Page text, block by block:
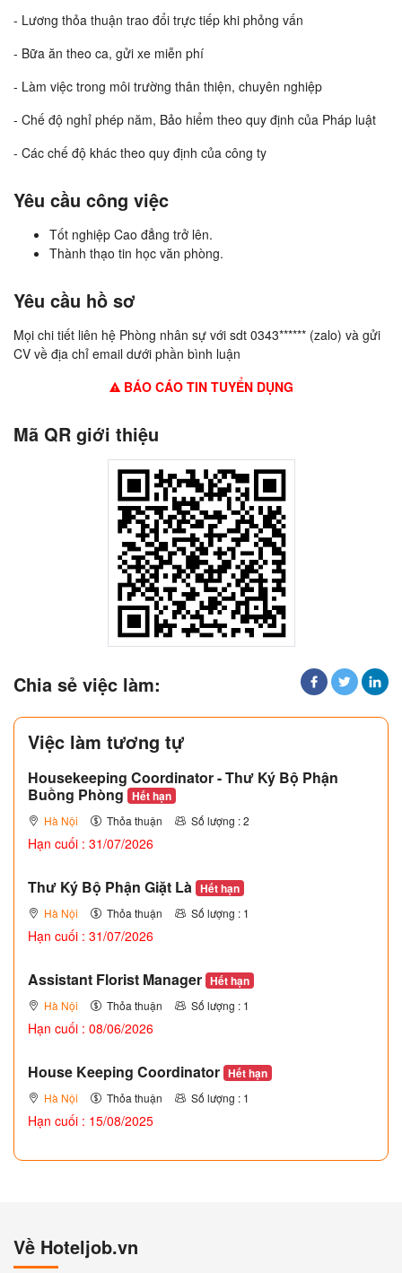
- Lương thỏa thuận trao đổi trực tiếp khi phỏng vấn
- Bữa ăn theo ca, gửi xe miễn phí
- Làm việc trong môi trường thân thiện, chuyên nghiệp
- Chế độ nghỉ phép năm, Bảo hiểm theo quy định của Pháp luật
- Các chế độ khác theo quy định của công ty
Yêu cầu công việc
Tốt nghiệp Cao đẳng trở lên.
Thành thạo tin học văn phòng.
Yêu cầu hồ sơ
Mọi chi tiết liên hệ Phòng nhân sự với sdt 0343****** (zalo) và gửi
CV về địa chỉ email dưới phần bình luận
BÁO CÁO TIN TUYỂN DỤNG
Mã QR giới thiệu
Chia sẻ việc làm:
Việc làm tương tự
Housekeeping Coordinator - Thư Ký Bộ Phận
Buồng Phòng Hết hạn
Hà Nội Thỏa thuận Số lượng : 2
Hạn cuối : 31/07/2026
Thư Ký Bộ Phận Giặt Là Hết hạn
Hà Nội Thỏa thuận Số lượng : 1
Hạn cuối : 31/07/2026
Assistant Florist Manager Hết hạn
Hà Nội Thỏa thuận Số lượng : 1
Hạn cuối : 08/06/2026
House Keeping Coordinator Hết hạn
Hà Nội Thỏa thuận Số lượng : 1
Hạn cuối : 15/08/2025
Về Hoteljob.vn